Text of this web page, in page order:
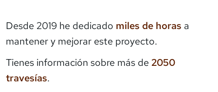
Desde 2019 he dedicado miles de horas a
mantener y mejorar este proyecto.
Tienes información sobre más de 2050
travesías.